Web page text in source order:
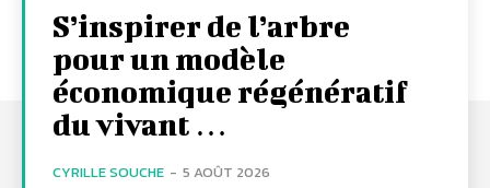
S’inspirer de l’arbre
pour un modèle
économique régénératif
du vivant …
CYRILLE SOUCHE - 5 AOÛT 2026